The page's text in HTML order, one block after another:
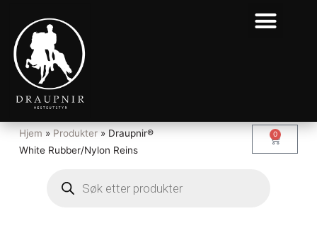
Hjem » Produkter» Draupnir®
White Rubber/Nylon Reins
0